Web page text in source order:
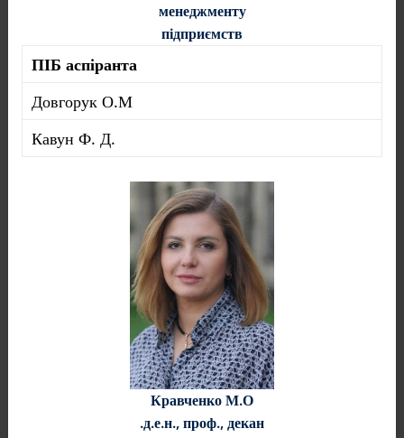
менеджменту
підприємств
ПІБ аспіранта
Довгорук О.М
Кавун Ф. Д.
Кравченко М.О
.д.е.н., проф., декан